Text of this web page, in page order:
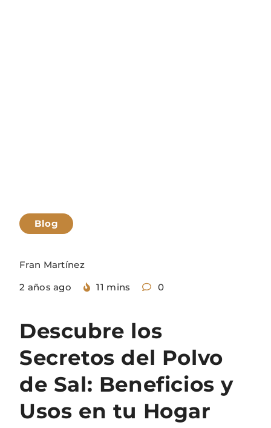
Blog
Fran Martínez
2 años ago
11 mins 0
Descubre los
Secretos del Polvo
de Sal: Beneficios y
Usos en tu Hogar